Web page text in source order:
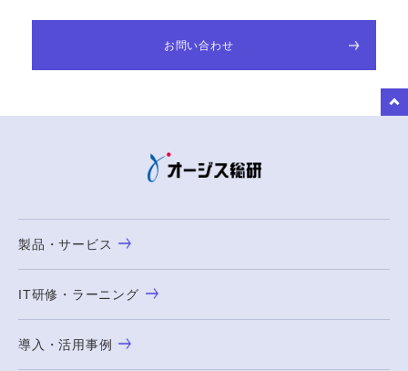
お問い合わせ
製品・サービス
IT研修・ラーニング
導入・活用事例